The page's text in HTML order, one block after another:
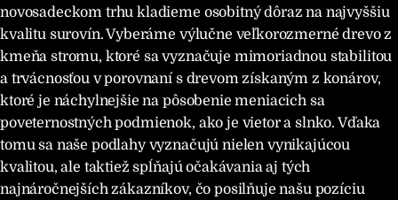
novosadeckom trhu kladieme osobitný dôraz na najvyššiu
kvalitu surovín. Vyberáme výlučne veľkorozmerné drevo z
kmeňa stromu, ktoré sa vyznačuje mimoriadnou stabilitou
a trvácnosťou v porovnaní s drevom získaným z konárov,
ktoré je náchylnejšie na pôsobenie meniacich sa
poveternostných podmienok, ako je vietor a slnko. Vďaka
tomu sa naše podlahy vyznačujú nielen vynikajúcou
kvalitou, ale taktiež spĺňajú očakávania aj tých
najnáročnejších zákazníkov, čo posilňuje našu pozíciu